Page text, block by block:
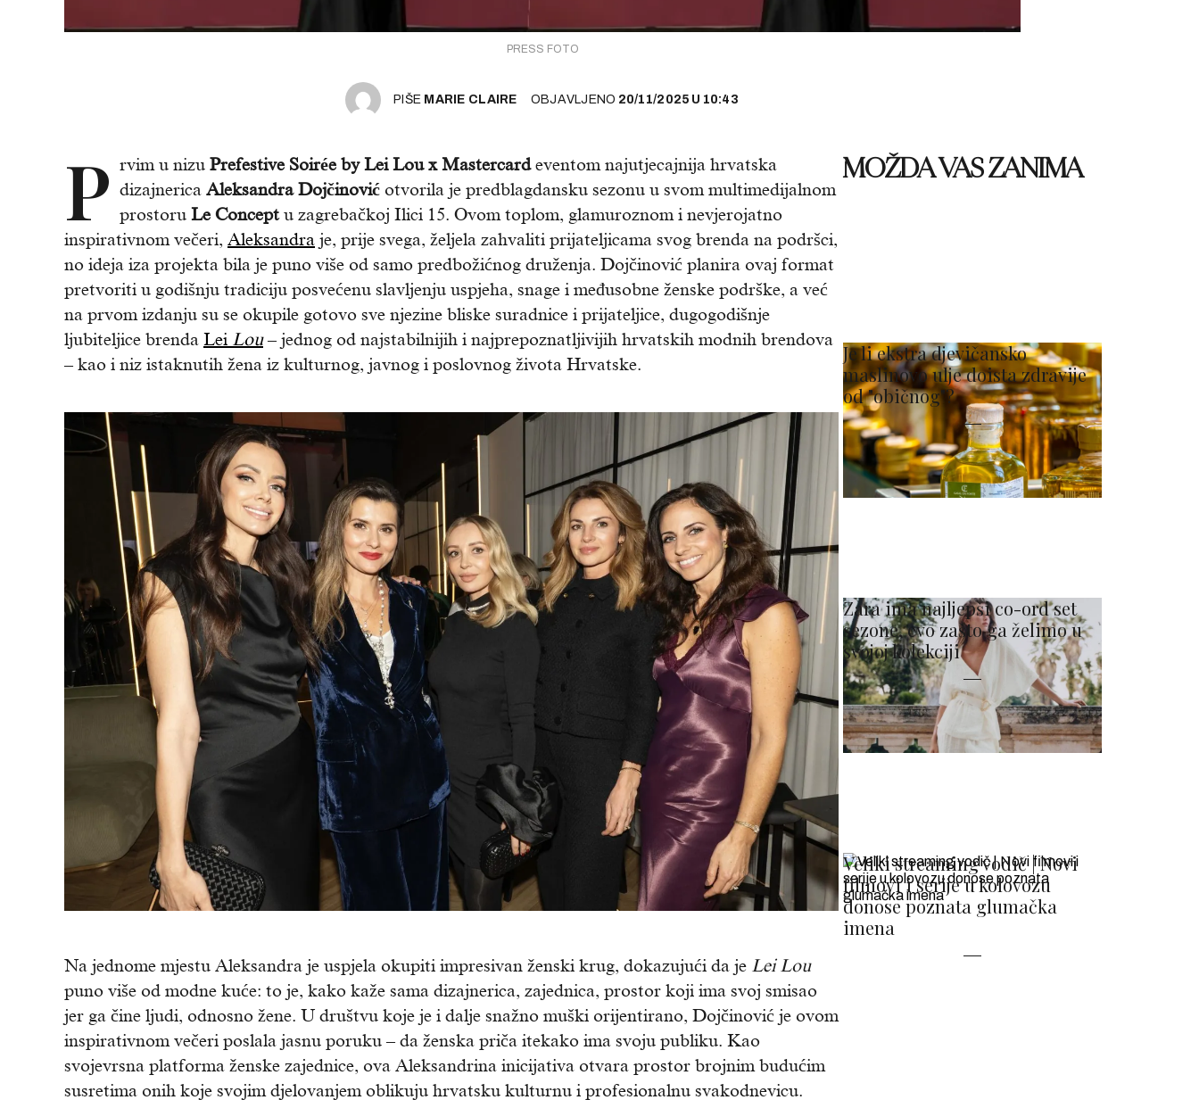
PRESS FOTO
PIŠE MARIE CLAIRE OBJAVLJENO 20/11/2025 U 10:43
P rvim u nizu Prefestive Soirée by Lei Lou x Mastercardeventom najutjecajnija hrvatska
dizajnerica Aleksandra Dojčinović otvorila je predblagdansku sezonu u svom multimedijalnom
prostoru Le Conceptu zagrebačkoj Ilici 15. Ovom toplom, glamuroznom i nevjerojatno
inspirativnom večeri, Aleksandra je, prije svega, željela zahvaliti prijateljicama svog brenda na podršci,
no ideja iza projekta bila je puno više od samo predbožićnog druženja. Dojčinović planira ovaj format
pretvoriti u godišnju tradiciju posvećenu slavljenju uspjeha, snage i međusobne ženske podrške, a već
na prvom izdanju su se okupile gotovo sve njezine bliske suradnice i prijateljice, dugogodišnje
ljubiteljice brenda Lei Lou– jednog od najstabilnijih i najprepoznatljivijih hrvatskih modnih brendova
– kao i niz istaknutih žena iz kulturnog, javnog i poslovnog života Hrvatske.
Na jednome mjestu Aleksandra je uspjela okupiti impresivan ženski krug, dokazujući da je Lei Lou
puno više od modne kuće: to je, kako kaže sama dizajnerica, zajednica, prostor koji ima svoj smisao
jer ga čine ljudi, odnosno žene. U društvu koje je i dalje snažno muški orijentirano, Dojčinović je ovom
inspirativnom večeri poslala jasnu poruku – da ženska priča itekako ima svoju publiku. Kao
svojevrsna platforma ženske zajednice, ova Aleksandrina inicijativa otvara prostor brojnim budućim
susretima onih koje svojim djelovanjem oblikuju hrvatsku kulturnu i profesionalnu svakodnevicu.
MOŽDA VAS ZANIMA
Je li ekstra djevičansko
maslinovo ulje doista zdravije
od "običnog"?
Zara ima najljepši co-ord set
sezone, evo zašto ga želimo u
svojoj kolekciji
Veliki streaming vodič | Novi
filmovi i serije u kolovozu
donose poznata glumačka
imena